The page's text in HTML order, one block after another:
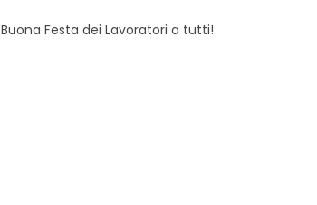
Buona Festa dei Lavoratori a tutti!